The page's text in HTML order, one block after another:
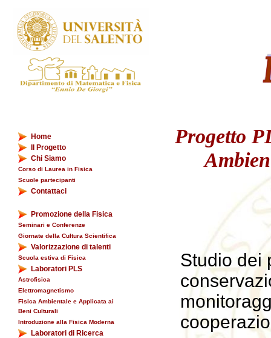
Home
Il Progetto
Chi Siamo
Corso di Laurea in Fisica
Scuole partecipanti
Contattaci
Promozione della Fisica
Seminari e Conferenze
Giornate della Cultura Scientifica
Valorizzazione di talenti
Scuola estiva di Fisica
Laboratori PLS
Astrofisica
Elettromagnetismo
Fisica Ambientale e Applicata ai
Beni Culturali
Introduzione alla Fisica Moderna
Laboratori di Ricerca
Progetto
Studio dei